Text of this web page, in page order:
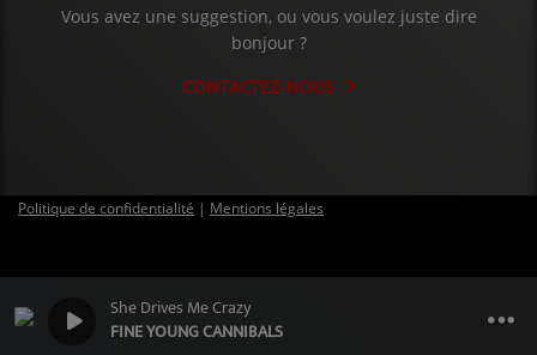
She Drives Me Crazy
FINE YOUNG CANNIBALS
Vous avez une suggestion, ou vous voulez juste dire
bonjour ?
CONTACTEZ-NOUS
Politique de confidentialité | Mentions légales